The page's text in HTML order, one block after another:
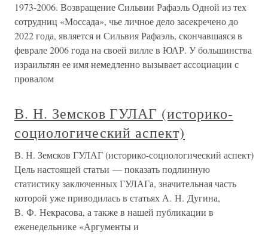
1973-2006. Возвращение Сильвии Рафаэль Одной из тех
сотрудниц «Моссада», чье личное дело засекречено до
2022 года, является и Сильвия Рафаэль, скончавшаяся в
феврале 2006 года на своей вилле в ЮАР. У большинства
израильтян ее имя немедленно вызывает ассоциации с
провалом
В. Н. Земсков ГУЛАГ (историко-
социологический аспект)
В. Н. Земсков ГУЛАГ (историко-социологический аспект)
Цель настоящей статьи — показать подлинную
статистику заключенных ГУЛАГа, значительная часть
которой уже приводилась в статьях А. Н. Дугина,
В. Ф. Некрасова, а также в нашей публикации в
еженедельнике «Аргументы и